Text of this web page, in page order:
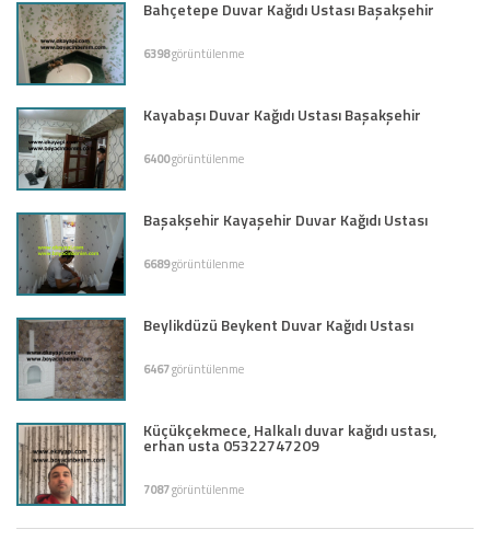
Bahçetepe Duvar Kağıdı Ustası Başakşehir
6398görüntülenme
Kayabaşı Duvar Kağıdı Ustası Başakşehir
6400görüntülenme
Başakşehir Kayaşehir Duvar Kağıdı Ustası
6689görüntülenme
Beylikdüzü Beykent Duvar Kağıdı Ustası
6467görüntülenme
Küçükçekmece, Halkalı duvar kağıdı ustası,
erhan usta 05322747209
7087görüntülenme